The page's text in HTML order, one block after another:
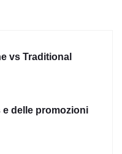
vs Traditional
delle promozioni